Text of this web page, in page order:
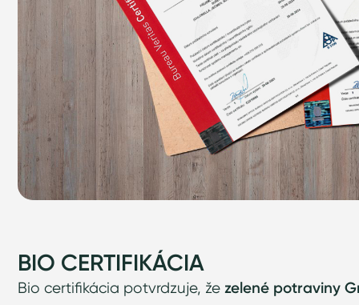
BIO CERTIFIKÁCIA
Bio certifikácia potvrdzuje, žezelené potraviny